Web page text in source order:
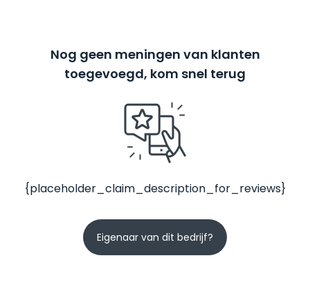
Nog geen meningen van klanten
toegevoegd, kom snel terug
{placeholder_claim_description_for_reviews}
Eigenaar van dit bedrijf?